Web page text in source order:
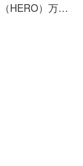
ヒーロー（HERO）万年笔女性高级礼箱セット女性学生用の署名ペンはプレゼント用の诞生日プレゼントです。